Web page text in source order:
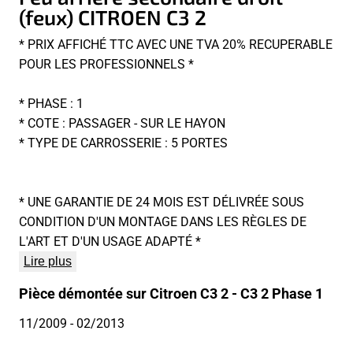
(feux) CITROEN C3 2
* PRIX AFFICHÉ TTC AVEC UNE TVA 20% RECUPERABLE
POUR LES PROFESSIONNELS *
* PHASE : 1
* COTE : PASSAGER - SUR LE HAYON
* TYPE DE CARROSSERIE : 5 PORTES
* UNE GARANTIE DE 24 MOIS EST DÉLIVRÉE SOUS
CONDITION D'UN MONTAGE DANS LES RÈGLES DE
L'ART ET D'UN USAGE ADAPTÉ *
Lire plus
Pièce démontée sur Citroen C3 2 - C3 2 Phase 1
11/2009 - 02/2013